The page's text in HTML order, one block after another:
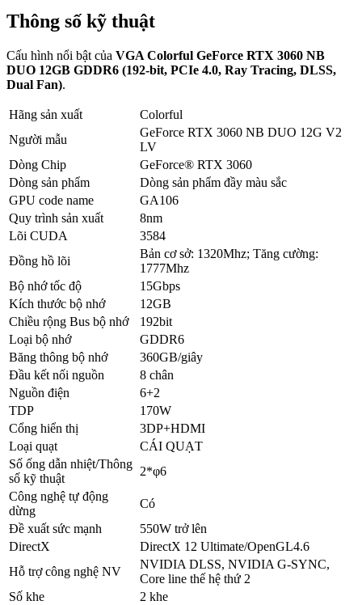
Thông số kỹ thuật
Cấu hình nổi bật của VGA Colorful GeForce RTX 3060 NB
DUO 12GB GDDR6 (192-bit, PCIe 4.0, Ray Tracing, DLSS,
Dual Fan).
Hãng sản xuất
Colorful
Người mẫu
GeForce RTX 3060 NB DUO 12G V2
LV
Dòng Chip
GeForce® RTX 3060
Dòng sản phẩm
Dòng sản phẩm đầy màu sắc
GPU code name
GA106
Quy trình sản xuất
8nm
Lõi CUDA
3584
Đồng hồ lõi
Bản cơ sở: 1320Mhz; Tăng cường:
1777Mhz
Bộ nhớ tốc độ
15Gbps
Kích thước bộ nhớ
12GB
Chiều rộng Bus bộ nhớ
192bit
Loại bộ nhớ
GDDR6
Băng thông bộ nhớ
360GB/giây
Đầu kết nối nguồn
8 chân
Nguồn điện
6+2
TDP
170W
Cổng hiển thị
3DP+HDMI
Loại quạt
CÁI QUẠT
Số ống dẫn nhiệt/Thông
số kỹ thuật
2*φ6
Công nghệ tự động
dừng
Có
Đề xuất sức mạnh
550W trở lên
DirectX
DirectX 12 Ultimate/OpenGL4.6
Hỗ trợ công nghệ NV
NVIDIA DLSS, NVIDIA G-SYNC,
Core line thế hệ thứ 2
Số khe
2 khe